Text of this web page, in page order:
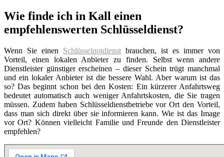
Wie finde ich in Kall einen
empfehlenswerten Schlüsseldienst?
Wenn Sie einen Schlüsselnotdienst brauchen, ist es immer von
Vorteil, einen lokalen Anbieter zu finden. Selbst wenn andere
Dienstleister günstiger erscheinen – dieser Schein trügt manchmal
und ein lokaler Anbieter ist die bessere Wahl. Aber warum ist das
so? Das beginnt schon bei den Kosten: Ein kürzerer Anfahrtsweg
bedeutet automatisch auch weniger Anfahrtskosten, die Sie tragen
müssen. Zudem haben Schlüsseldienstbetriebe vor Ort den Vorteil,
dass man sich direkt über sie informieren kann. Wie ist das Image
vor Ort? Können vielleicht Familie und Freunde den Dienstleister
empfehlen?